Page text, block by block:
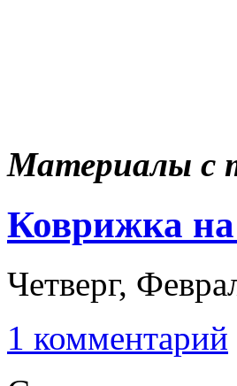
Материалы с
Коврижка на
Четверг,
1 комментарий